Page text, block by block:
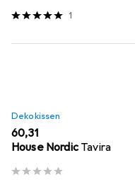
1
Dekokissen
EUR
60,31
House Nordic Tavira